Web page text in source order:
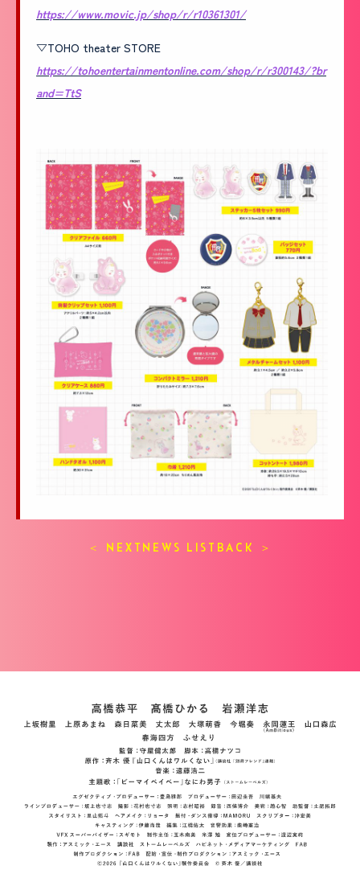
https://www.movic.jp/shop/r/r10361301/
▽TOHO theater STORE
https://tohoentertainmentonline.com/shop/r/r300143/?br
and=TtS
＜ NEXT NEWS LIST BACK ＞